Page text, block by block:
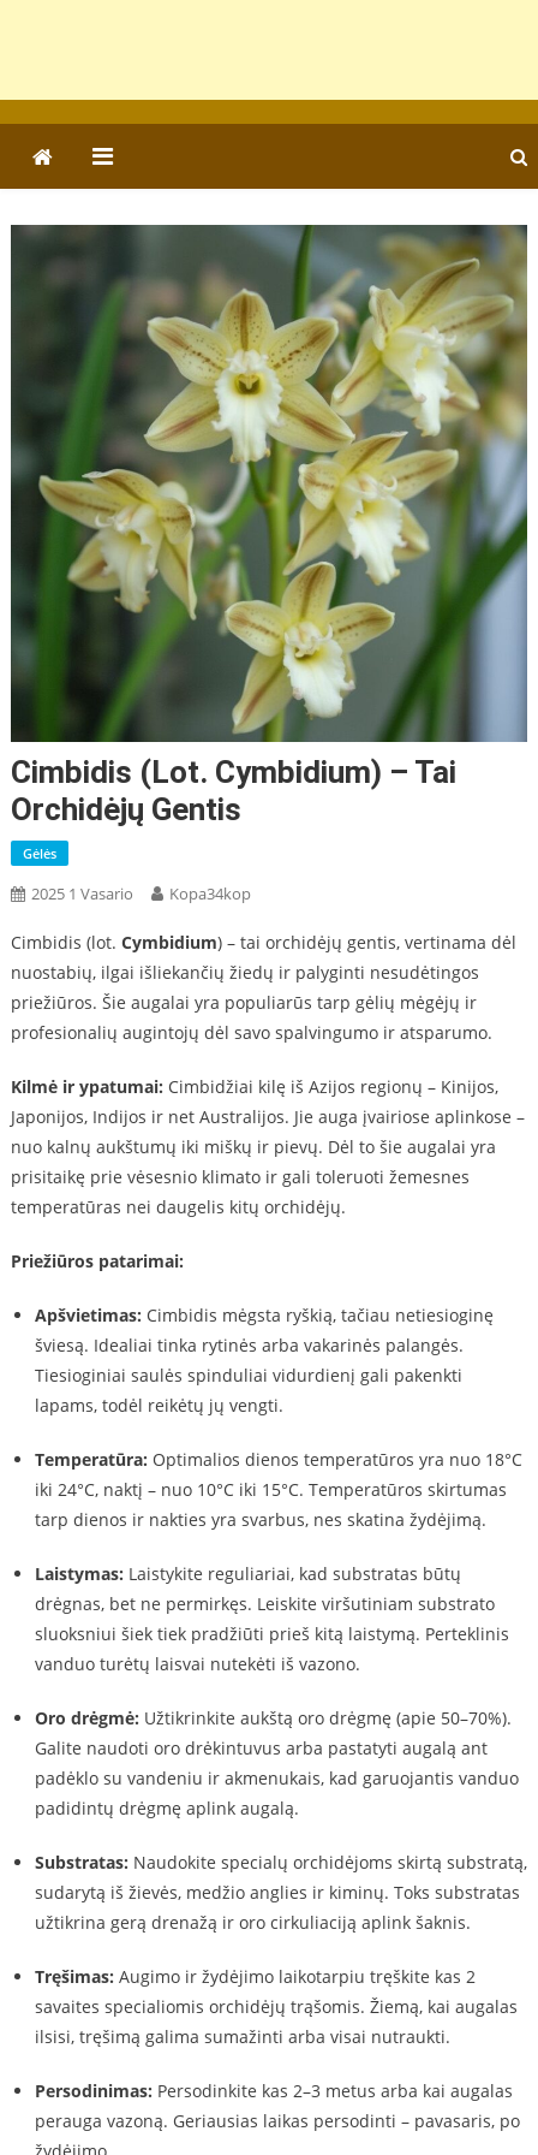
Cimbidis (lot. Cymbidium) – Tai
Orchidėjų Gentis
Gėlės
2025 1 Vasario Kopa34kop
Cimbidis (lot. Cymbidium) – tai orchidėjų gentis, vertinama dėl
nuostabių, ilgai išliekančių žiedų ir palyginti nesudėtingos
priežiūros. Šie augalai yra populiarūs tarp gėlių mėgėjų ir
profesionalių augintojų dėl savo spalvingumo ir atsparumo.
Kilmė ir ypatumai: Cimbidžiai kilę iš Azijos regionų – Kinijos,
Japonijos, Indijos ir net Australijos. Jie auga įvairiose aplinkose –
nuo kalnų aukštumų iki miškų ir pievų. Dėl to šie augalai yra
prisitaikę prie vėsesnio klimato ir gali toleruoti žemesnes
temperatūras nei daugelis kitų orchidėjų.
Priežiūros patarimai:
Apšvietimas: Cimbidis mėgsta ryškią, tačiau netiesioginę
šviesą. Idealiai tinka rytinės arba vakarinės palangės.
Tiesioginiai saulės spinduliai vidurdienį gali pakenkti
lapams, todėl reikėtų jų vengti.
Temperatūra: Optimalios dienos temperatūros yra nuo 18°C
iki 24°C, naktį – nuo 10°C iki 15°C. Temperatūros skirtumas
tarp dienos ir nakties yra svarbus, nes skatina žydėjimą.
Laistymas: Laistykite reguliariai, kad substratas būtų
drėgnas, bet ne permirkęs. Leiskite viršutiniam substrato
sluoksniui šiek tiek pradžiūti prieš kitą laistymą. Perteklinis
vanduo turėtų laisvai nutekėti iš vazono.
Oro drėgmė: Užtikrinkite aukštą oro drėgmę (apie 50–70%).
Galite naudoti oro drėkintuvus arba pastatyti augalą ant
padėklo su vandeniu ir akmenukais, kad garuojantis vanduo
padidintų drėgmę aplink augalą.
Substratas: Naudokite specialų orchidėjoms skirtą substratą,
sudarytą iš žievės, medžio anglies ir kiminų. Toks substratas
užtikrina gerą drenažą ir oro cirkuliaciją aplink šaknis.
Tręšimas: Augimo ir žydėjimo laikotarpiu tręškite kas 2
savaites specialiomis orchidėjų trąšomis. Žiemą, kai augalas
ilsisi, tręšimą galima sumažinti arba visai nutraukti.
Persodinimas: Persodinkite kas 2–3 metus arba kai augalas
perauga vazoną. Geriausias laikas persodinti – pavasaris, po